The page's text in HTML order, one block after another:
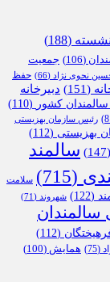
(188)
(106)
جمعیت
نحوی نژاد (66)
حفظ
(151)
دبیرخانه
کشور (110)
رئیس سازمان بهزیستی
بهزیستی (112)
(147)
سالمند
(715)
سلامت
(122) شهروند (71)
(112)
(75) همایش (100)